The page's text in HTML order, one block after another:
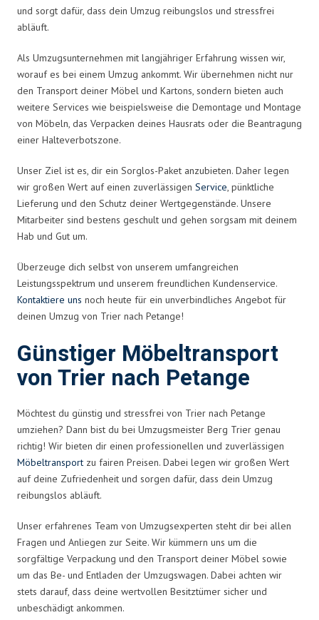
und sorgt dafür, dass dein Umzug reibungslos und stressfrei
abläuft.
Als Umzugsunternehmen mit langjähriger Erfahrung wissen wir,
worauf es bei einem Umzug ankommt. Wir übernehmen nicht nur
den Transport deiner Möbel und Kartons, sondern bieten auch
weitere Services wie beispielsweise die Demontage und Montage
von Möbeln, das Verpacken deines Hausrats oder die Beantragung
einer Halteverbotszone.
Unser Ziel ist es, dir ein Sorglos-Paket anzubieten. Daher legen
wir großen Wert auf einen zuverlässigen Service, pünktliche
Lieferung und den Schutz deiner Wertgegenstände. Unsere
Mitarbeiter sind bestens geschult und gehen sorgsam mit deinem
Hab und Gut um.
Überzeuge dich selbst von unserem umfangreichen
Leistungsspektrum und unserem freundlichen Kundenservice.
Kontaktiere uns noch heute für ein unverbindliches Angebot für
deinen Umzug von Trier nach Petange!
Günstiger Möbeltransport
von Trier nach Petange
Möchtest du günstig und stressfrei von Trier nach Petange
umziehen? Dann bist du bei Umzugsmeister Berg Trier genau
richtig! Wir bieten dir einen professionellen und zuverlässigen
Möbeltransport zu fairen Preisen. Dabei legen wir großen Wert
auf deine Zufriedenheit und sorgen dafür, dass dein Umzug
reibungslos abläuft.
Unser erfahrenes Team von Umzugsexperten steht dir bei allen
Fragen und Anliegen zur Seite. Wir kümmern uns um die
sorgfältige Verpackung und den Transport deiner Möbel sowie
um das Be- und Entladen der Umzugswagen. Dabei achten wir
stets darauf, dass deine wertvollen Besitztümer sicher und
unbeschädigt ankommen.